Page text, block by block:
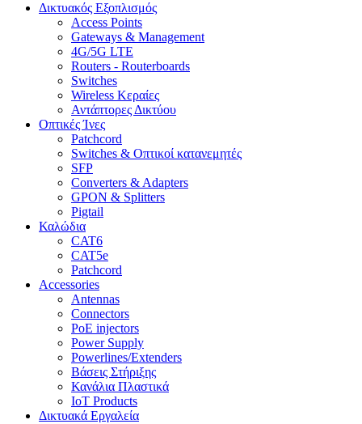
Δικτυακός Εξοπλισμός
Access Points
Gateways & Management
4G/5G LTE
Routers - Routerboards
Switches
Wireless Κεραίες
Αντάπτορες Δικτύου
Οπτικές Ίνες
Patchcord
Switches & Οπτικοί κατανεμητές
SFP
Converters & Adapters
GPON & Splitters
Pigtail
Καλώδια
CAT6
CAT5e
Patchcord
Accessories
Antennas
Connectors
PoE injectors
Power Supply
Powerlines/Extenders
Βάσεις Στήριξης
Κανάλια Πλαστικά
IoT Products
Δικτυακά Εργαλεία